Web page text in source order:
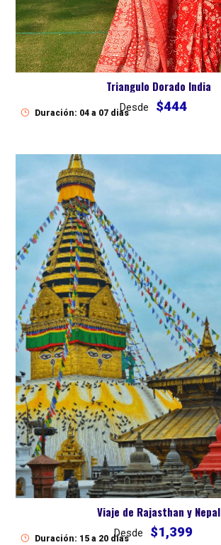
Triangulo Dorado India
Desde $444
Duración: 04 a 07 dias
Viaje de Rajasthan y Nepal
Desde $1,399
Duración: 15 a 20 dias